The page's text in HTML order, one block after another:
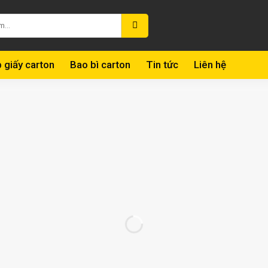
giấy carton Bao bì carton Tin tức Liên hệ